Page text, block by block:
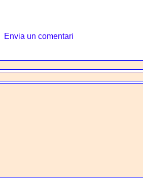
Envia un comentari